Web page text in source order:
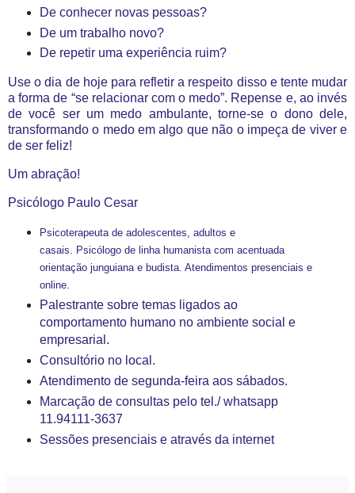
De conhecer novas pessoas?
De um trabalho novo?
De repetir uma experiência ruim?
Use o dia de hoje para refletir a respeito disso e tente mudar
a forma de “se relacionar com o medo”. Repense e, ao invés
de você ser um medo ambulante, torne-se o dono dele,
transformando o medo em algo que não o impeça de viver e
de ser feliz!
Um abração!
Psicólogo Paulo Cesar
Psicoterapeuta de adolescentes, adultos e
casais. Psicólogo de linha humanista com acentuada
orientação junguiana e budista. Atendimentos presenciais e
online.
Palestrante sobre temas ligados ao
comportamento humano no ambiente social e
empresarial.
Consultório no local.
Atendimento de segunda-feira aos sábados.
Marcação de consultas pelo tel./ whatsapp
11.94111-3637
Sessões presenciais e através da internet